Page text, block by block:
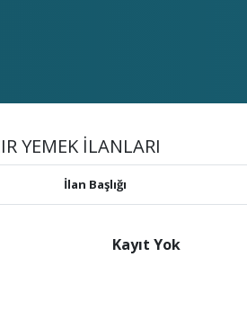
YEMEK İLANLARI
İlan Başlığı
Kayıt Yok